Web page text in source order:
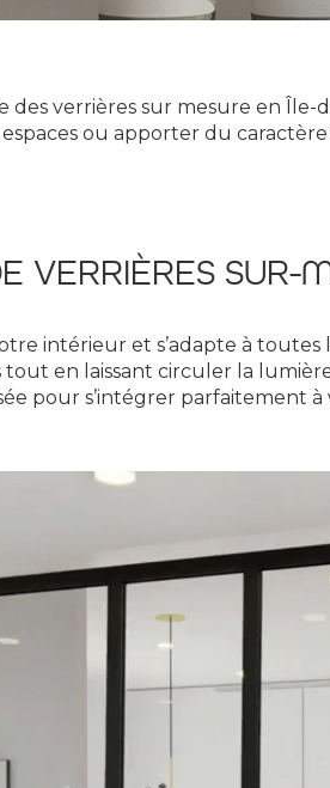
verrières sur mesure en Île-
ou apporter du
VERRIÈRES SUR-
intérieur et s’adapte à toutes
en laissant circuler la
pour s’intégrer parfaitement